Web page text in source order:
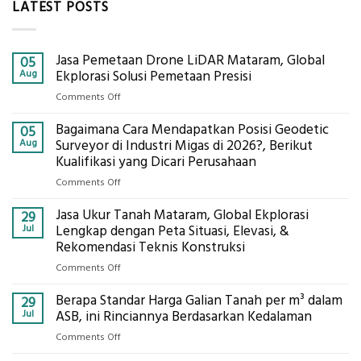
LATEST POSTS
05
Aug
Jasa Pemetaan Drone LiDAR Mataram, Global
Ekplorasi Solusi Pemetaan Presisi
Comments Offon
Pemetaan
Drone
LiDAR
Mataram,
Solusi
Pemetaan
Presisi
05
Aug
Bagaimana Cara Mendapatkan Posisi Geodetic
Surveyor di Industri Migas di 2026?, Berikut
Kualifikasi yang Dicari Perusahaan
Comments Offon
Cara
Mendapatkan
Posisi
Industri
Migas
di
29
Jul
Jasa Ukur Tanah Mataram, Global Ekplorasi
Lengkap dengan Peta Situasi, Elevasi, &
Rekomendasi Teknis Konstruksi
Comments Offon
Ukur
Tanah
29
Jul
Berapa Standar Harga Galian Tanah per m³ dalam
ASB, ini Rinciannya Berdasarkan Kedalaman
Comments Offon